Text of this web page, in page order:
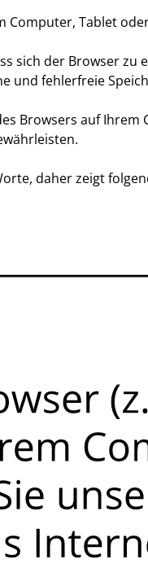
Computer, Tablet
sich der Browser
und fehlerfreie
Browsers auf
daher zeigt